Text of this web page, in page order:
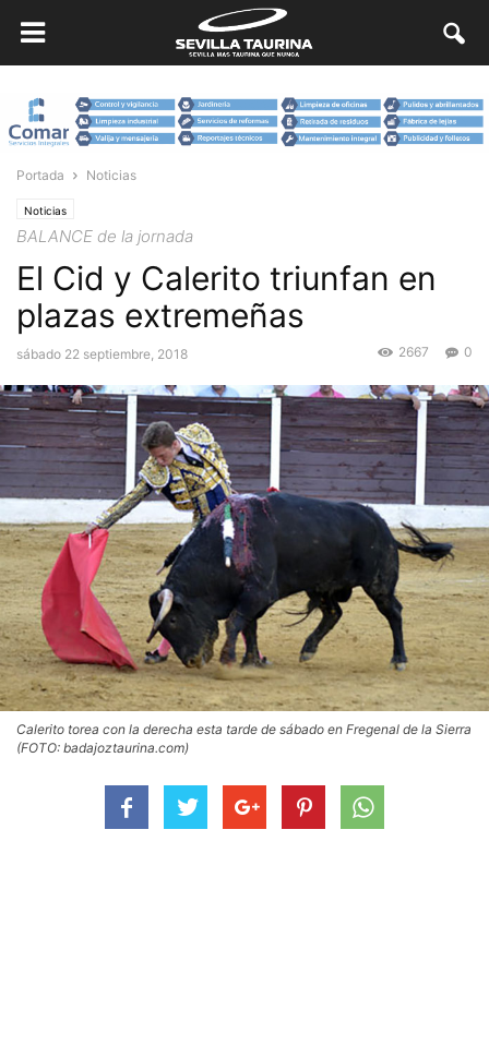
Portada Noticias
Noticias
BALANCE de la jornada
El Cid y Calerito triunfan en
plazas extremeñas
sábado 22 septiembre, 2018 0
2667
Calerito torea con la derecha esta tarde de sábado en Fregenal de la Sierra
(FOTO: badajoztaurina.com)